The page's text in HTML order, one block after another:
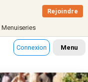
Menuiseries
Rejoindre
Connexion Menu